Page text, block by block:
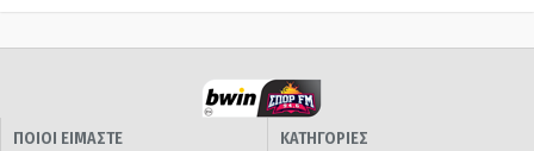
ΠΟΙΟΙ ΕΙΜΑΣΤΕ
ΚΑΤΗΓΟΡΙΕΣ